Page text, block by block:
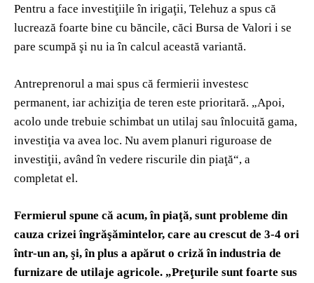
Pentru a face investiţiile în irigaţii, Telehuz a spus că
lucrează foarte bine cu băncile, căci Bursa de Valori i se
pare scumpă şi nu ia în calcul această variantă.
Antreprenorul a mai spus că fermierii investesc
permanent, iar achiziţia de teren este prioritară. „Apoi,
acolo unde trebuie schimbat un utilaj sau înlocuită gama,
investiţia va avea loc. Nu avem planuri riguroase de
investiţii, având în vedere riscurile din piaţă“, a
completat el.
Fermierul spune că acum, în piaţă, sunt probleme din
cauza crizei îngrăşămintelor, care au crescut de 3-4 ori
într-un an, şi, în plus a apărut o criză în industria de
furnizare de utilaje agricole. „Preţurile sunt foarte sus